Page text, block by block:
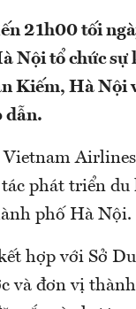
21h00 tối
Nội tổ chức
Kiếm, Hà Nội
dẫn.
phát triển du
phố Hà Nội.
hợp với Sở
và đơn vị